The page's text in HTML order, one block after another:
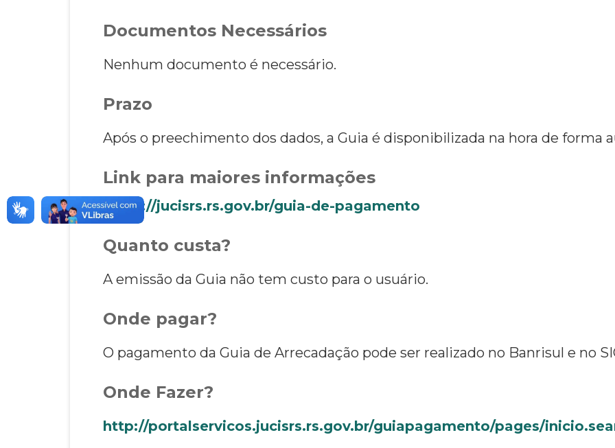
Documentos Necessários
Nenhum documento é necessário.
Prazo
Após o preechimento dos dados, a Guia é disponibilizada na hora de forma
Link para maiores informações
https://jucisrs.rs.gov.br/guia-de-pagamento
Quanto custa?
A emissão da Guia não tem custo para o usuário.
Onde pagar?
O pagamento da Guia de Arrecadação pode ser realizado no Banrisul e no
Onde Fazer?
http://portalservicos.jucisrs.rs.gov.br/guiapagamento/pages/